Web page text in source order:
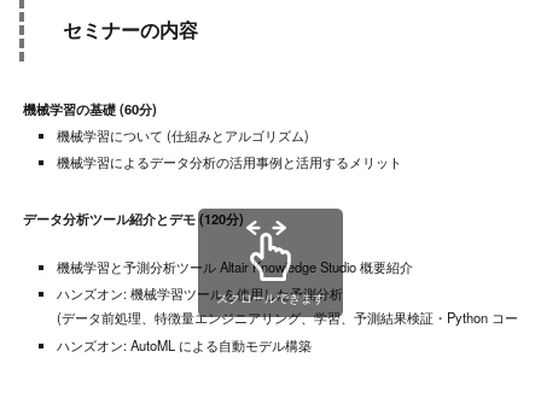
セミナーの内容
機械学習の基礎 (60分)
機械学習について (仕組みとアルゴリズム)
機械学習によるデータ分析の活用事例と活用するメリット
データ分析ツール紹介とデモ (120分)
機械学習と予測分析ツール Altair Knowledge Studio 概要紹介
ハンズオン: 機械学習ツールを使用した予測分析
(データ前処理、特徴量エンジニアリング、学習、予測結果検証・Python コード
ハンズオン: AutoML による自動モデル構築
スクロールできます